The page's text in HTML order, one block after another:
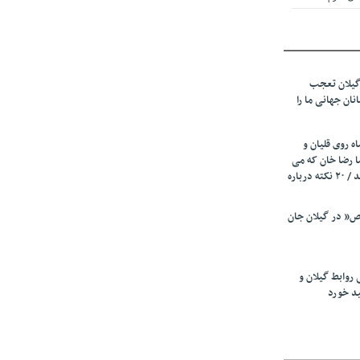
حمایتی
مشخص شد
از مراجع رسمی
ایران و
کشاورزان
تعجب
جهانی ما را
روی قلیان و
رضا خان که می
رفت همه شاد بودند / ۲۰ نکته درباره
در گیلان جان
روابط گیلان و
خورد